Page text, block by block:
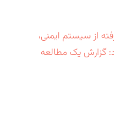
از سیستم ایمنی،
گزارش یک مطالعه